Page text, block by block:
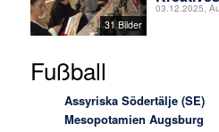
31 Bilder
03.12.2025,
Fußball
Assyriska Södertälje (SE)
Mesopotamien Augsburg